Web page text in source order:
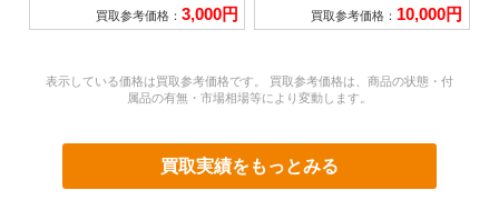
買取参考価格： 3,000円 買取参考価格： 10,000円
表示している価格は買取参考価格です。 買取参考価格は、商品の状態・付
属品の有無・市場相場等により変動します。
買取実績をもっとみる